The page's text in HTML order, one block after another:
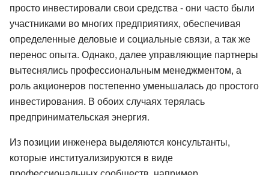
просто инвестировали свои средства - они часто были
участниками во многих предприятиях, обеспечивая
определенные деловые и социальные связи, а так же
перенос опыта. Однако, далее управляющие партнеры
вытеснялись профессиональным менеджментом, а
роль акционеров постепенно уменьшалась до простого
инвестирования. В обоих случаях терялась
предпринимательская энергия.
Из позиции инженера выделяются консультанты,
которые институализируются в виде